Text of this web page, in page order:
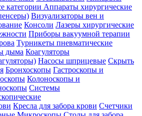
категории Аппараты хирургические
Визуализаторы вен и
Консоли Лазеры хирургические
Приборы вакуумной терапии
Турникеты пневматические
дыма Коагуляторы
Насосы шприцевые Скрыть
Бронхоскопы Гастроскопы и
Колоноскопы и
Системы
Кресла для забора крови Счетчики